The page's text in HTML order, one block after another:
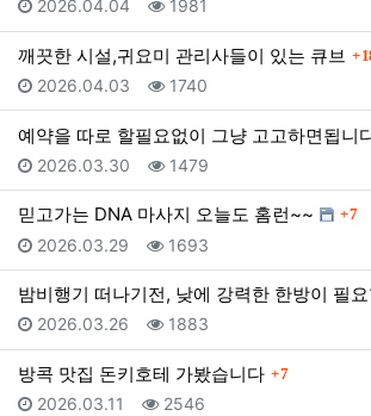
등록일
2026.04.04 조회
1981
깨끗한 시설,귀요미 관리사들이 있는 큐브 댓
등록일
2026.04.03 조회
1740
예약을 따로 할필요없이 그냥 고고하면됩니
등록일
2026.03.30 조회
1479
믿고가는 DNA 마사지 오늘도 홈런~~ 댓글
7
등록일
2026.03.29 조회
1693
밤비행기 떠나기전, 낮에 강력한 한방이 필
등록일
2026.03.26 조회
1883
방콕 맛집 돈키호테 가봤습니다 댓글
7
등록일
2026.03.11 조회
2546